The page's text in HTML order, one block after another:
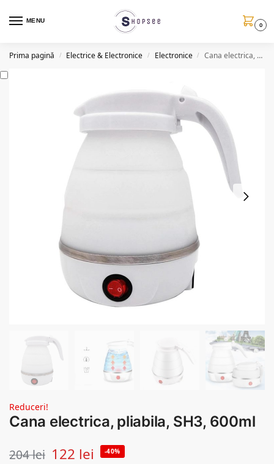
MENU
0
Prima pagină / Electrice & Electronice / Electronice / Cana electrica, pliabila, SH3, 600ml
Reduceri!
Cana electrica, pliabila, SH3, 600ml
204lei 122 lei -40%